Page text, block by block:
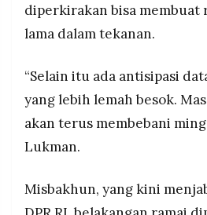
diperkirakan bisa membuat
lama dalam tekanan.
“Selain itu ada antisipasi
yang lebih lemah besok.
akan terus membebani
Lukman.
Misbakhun, yang kini